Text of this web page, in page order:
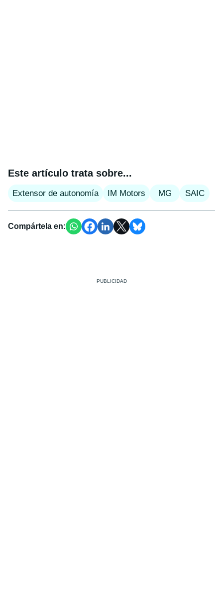
Este artículo trata sobre...
Extensor de autonomía IM Motors MG SAIC
Compártela en: